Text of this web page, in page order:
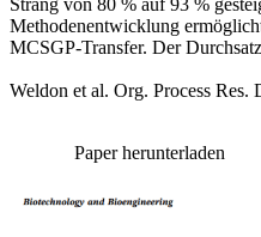
Strang von 80 % auf 93 %
Methodenentwicklung
MCSGP-Transfer. Der
Weldon et al. Org. Process Res.
Paper herunterladen